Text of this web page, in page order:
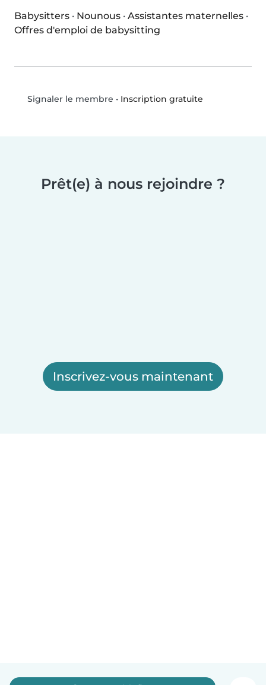
Babysitters · Nounous · Assistantes maternelles ·
Offres d'emploi de babysitting
Signaler le membre • Inscription gratuite
Prêt(e) à nous rejoindre ?
Inscrivez-vous maintenant